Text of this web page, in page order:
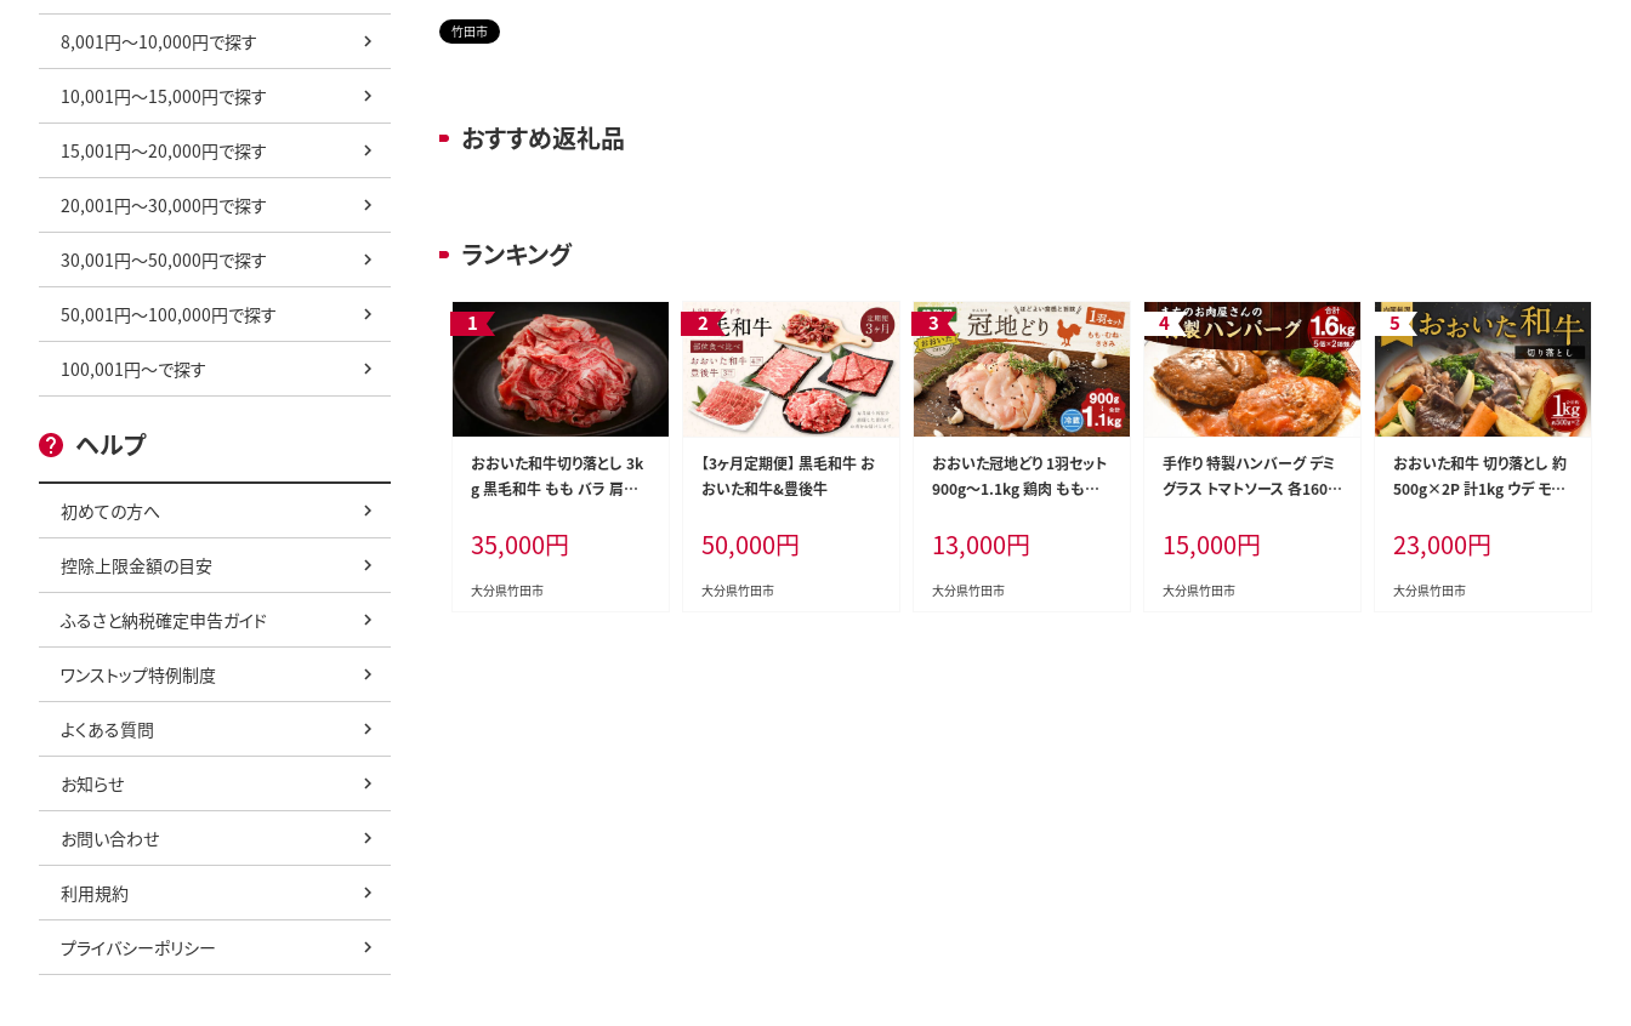
8,001円～10,000円で探す
10,001円～15,000円で探す
15,001円～20,000円で探す
20,001円～30,000円で探す
30,001円～50,000円で探す
50,001円～100,000円で探す
100,001円～で探す
ヘルプ
初めての方へ
控除上限金額の目安
ふるさと納税確定申告ガイド
ワンストップ特例制度
よくある質問
お知らせ
お問い合わせ
利用規約
プライバシーポリシー
竹田市
おすすめ返礼品
ランキング
おおいた和牛切り落とし 3k
g 黒毛和牛 もも バラ 肩ロ
35,000円
大分県竹田市
【3ヶ月定期便】 黒毛和牛 お
おいた和牛&豊後牛
50,000円
大分県竹田市
おおいた冠地どり 1羽セット
900g～1.1kg 鶏肉 もも肉
13,000円
大分県竹田市
手作り 特製ハンバーグ デミ
グラス トマトソース 各160g
15,000円
大分県竹田市
おおいた和牛 切り落とし 約
500g×2P 計1kg ウデ モモ
23,000円
大分県竹田市